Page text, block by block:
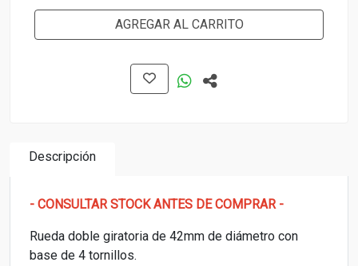
AGREGAR AL CARRITO
Descripción
- CONSULTAR STOCK ANTES DE COMPRAR -
Rueda doble giratoria de 42mm de diámetro con
base de 4 tornillos.